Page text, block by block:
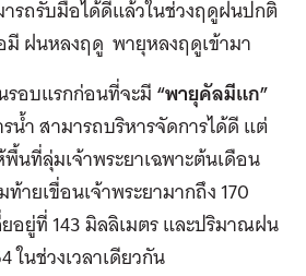
รถรับมือได้ดีแล้วในช่วงฤดูฝนปกติ
ฝนหลงฤดู พายุหลงฤดูเข้ามา
รอบแรกก่อนที่จะมี“พายุคัลมีแก”
น้ำ สามารถบริหารจัดการได้ดี แต่
นที่ลุ่มเจ้าพระยาเฉพาะต้นเดือน
ยเขื่อนเจ้าพระยามากถึง 170
อยู่ที่ 143 มิลลิเมตร และปริมาณฝน
ในช่วงเวลาเดียวกัน